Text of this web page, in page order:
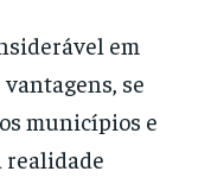
em
se
municípios e
realidade